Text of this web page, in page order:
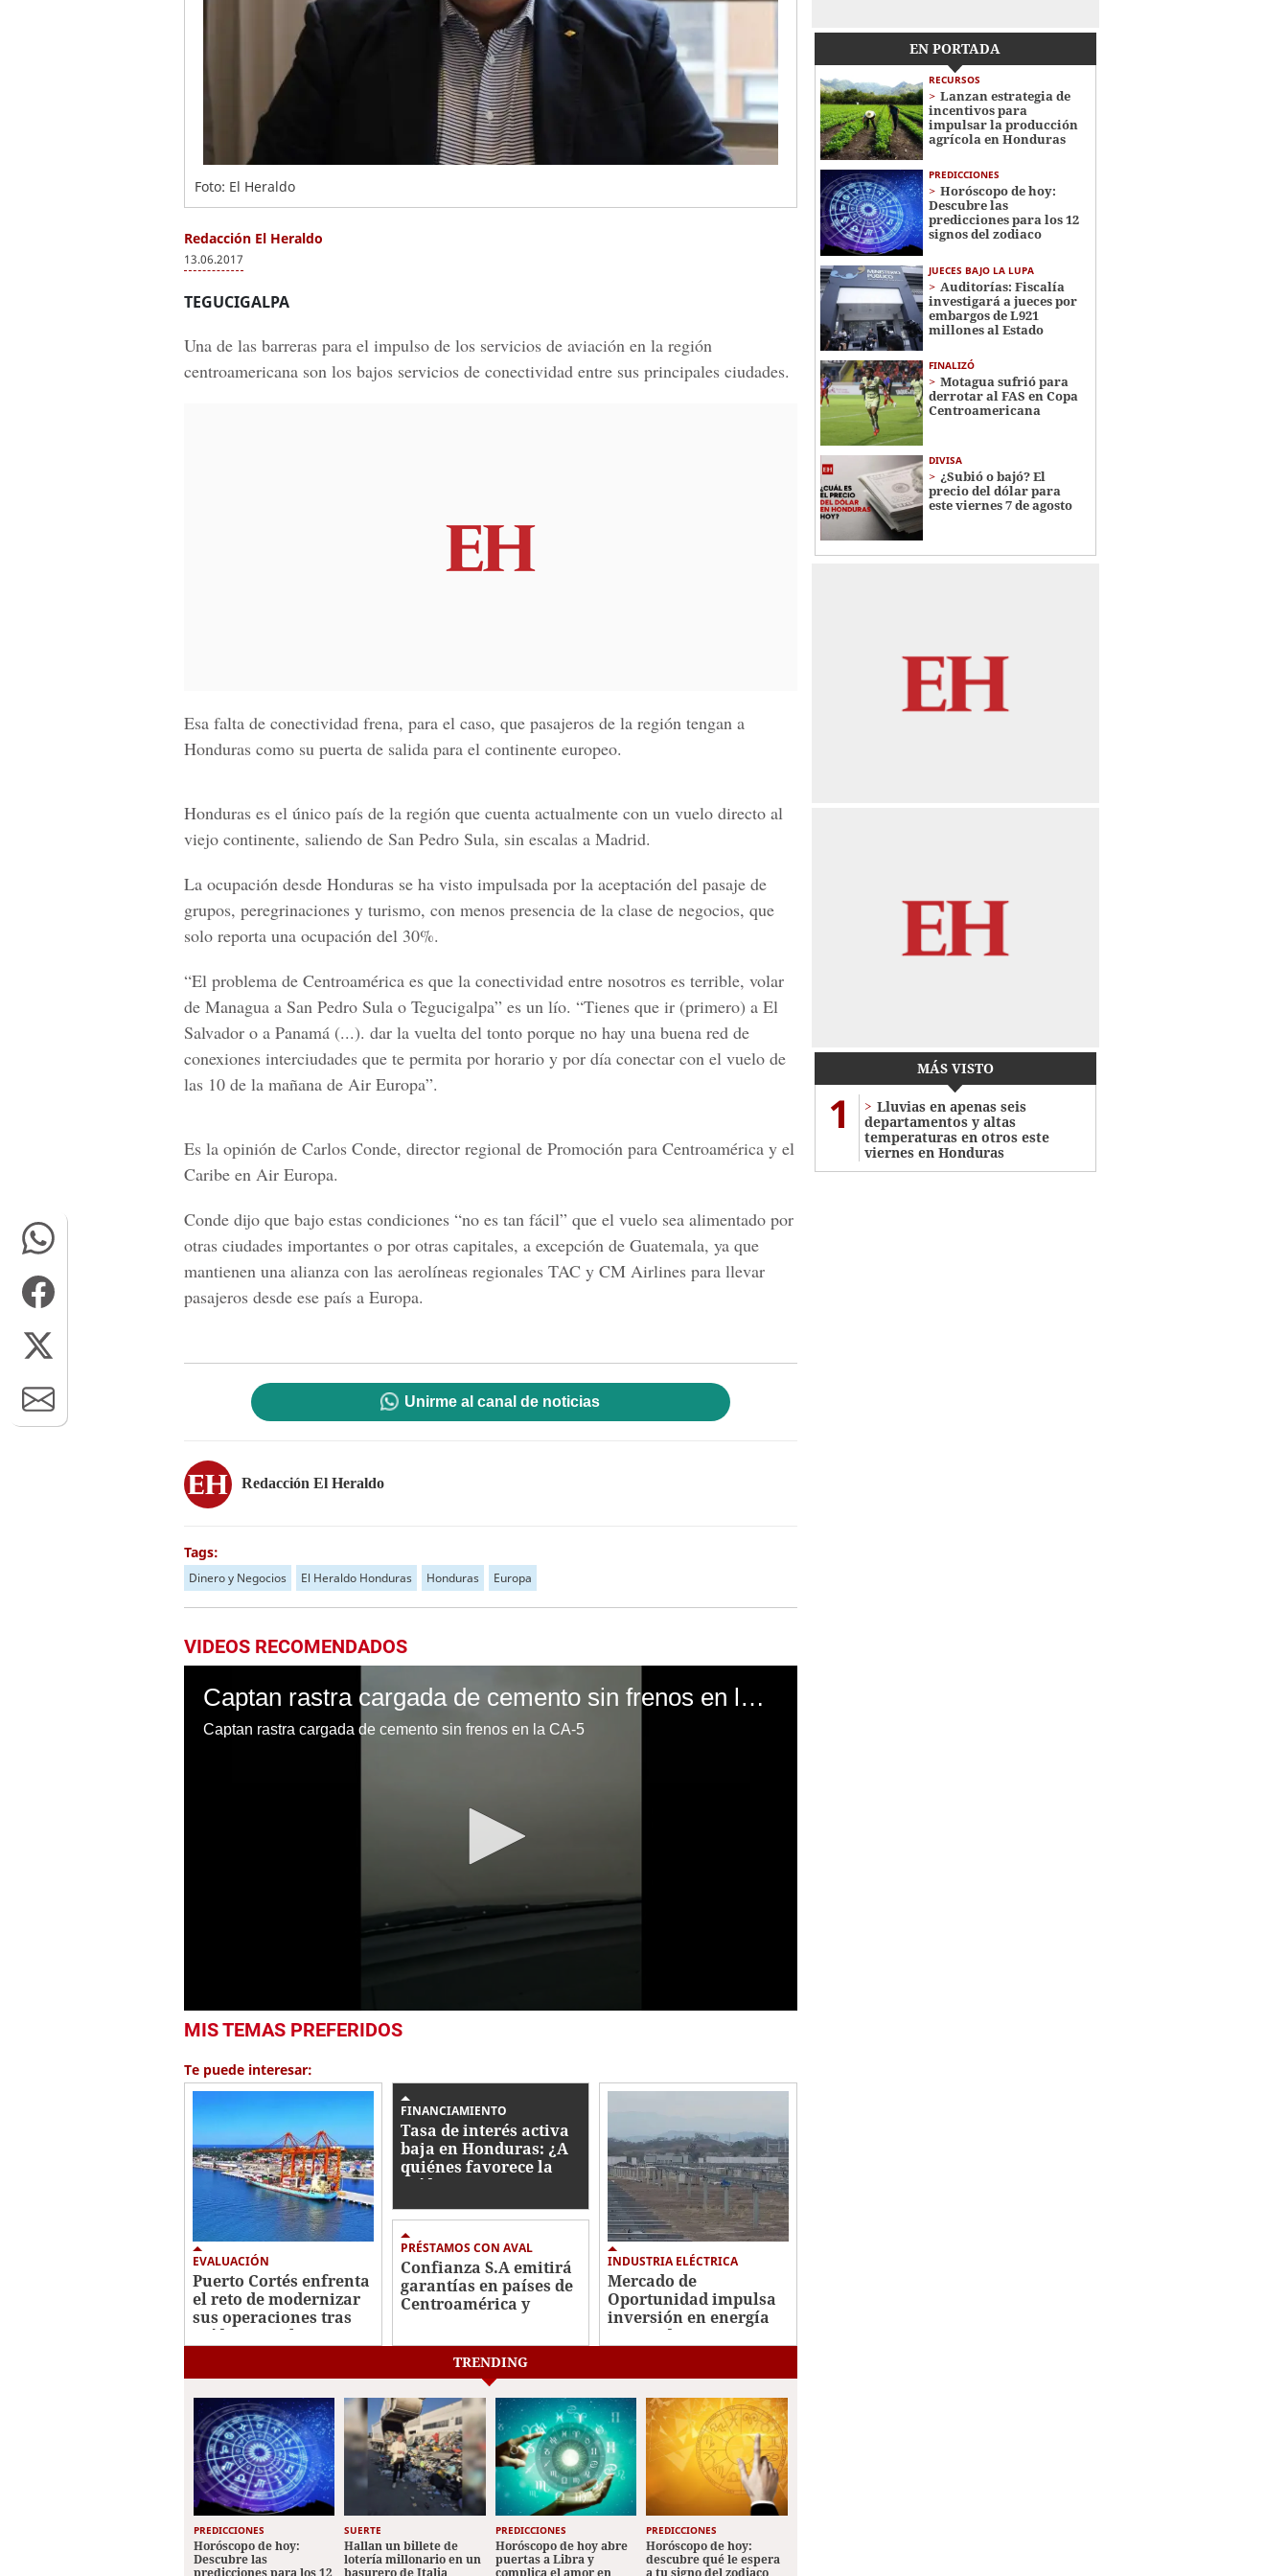
Foto: El Heraldo
Redacción El Heraldo
13.06.2017
TEGUCIGALPA
Una de las barreras para el impulso de los servicios de aviación en la región
centroamericana son los bajos servicios de conectividad entre sus principales ciudades.
Esa falta de conectividad frena, para el caso, que pasajeros de la región tengan a
Honduras como su puerta de salida para el continente europeo.
Honduras es el único país de la región que cuenta actualmente con un vuelo directo al
viejo continente, saliendo de San Pedro Sula, sin escalas a Madrid.
La ocupación desde Honduras se ha visto impulsada por la aceptación del pasaje de
grupos, peregrinaciones y turismo, con menos presencia de la clase de negocios, que
solo reporta una ocupación del 30%.
“El problema de Centroamérica es que la conectividad entre nosotros es terrible, volar
de Managua a San Pedro Sula o Tegucigalpa” es un lío. “Tienes que ir (primero) a El
Salvador o a Panamá (...). dar la vuelta del tonto porque no hay una buena red de
conexiones interciudades que te permita por horario y por día conectar con el vuelo de
las 10 de la mañana de Air Europa”.
Es la opinión de Carlos Conde, director regional de Promoción para Centroamérica y el
Caribe en Air Europa.
Conde dijo que bajo estas condiciones “no es tan fácil” que el vuelo sea alimentado por
otras ciudades importantes o por otras capitales, a excepción de Guatemala, ya que
mantienen una alianza con las aerolíneas regionales TAC y CM Airlines para llevar
pasajeros desde ese país a Europa.
Unirme al canal de noticias
Redacción El Heraldo
Tags:
Dinero y Negocios El Heraldo Honduras Honduras Europa
VIDEOS RECOMENDADOS
Captan rastra cargada de cemento sin frenos en la CA-5 en Taulabé
Captan rastra cargada de cemento sin frenos en la CA-5
seconds
1
minute,
MIS TEMAS PREFERIDOS
Te puede interesar:
EVALUACIÓN
Puerto Cortés enfrenta
el reto de modernizar
sus operaciones tras
caída en ranking
FINANCIAMIENTO
Tasa de interés activa
baja en Honduras: ¿A
quiénes favorece la
caída?
PRÉSTAMOS CON AVAL
Confianza S.A emitirá
garantías en países de
Centroamérica y
INDUSTRIA ELÉCTRICA
Mercado de
Oportunidad impulsa
inversión en energía
en Honduras
EN PORTADA
RECURSOS
Lanzan estrategia de
incentivos para
impulsar la producción
agrícola en Honduras
PREDICCIONES
Horóscopo de hoy:
Descubre las
predicciones para los 12
signos del zodiaco
JUECES BAJO LA LUPA
Auditorías: Fiscalía
investigará a jueces por
embargos de L921
millones al Estado
FINALIZÓ
Motagua sufrió para
derrotar al FAS en Copa
Centroamericana
DIVISA
¿Subió o bajó? El
precio del dólar para
este viernes 7 de agosto
MÁS VISTO
1
Lluvias en apenas seis
departamentos y altas
temperaturas en otros este
viernes en Honduras
TRENDING
PREDICCIONES
Horóscopo de hoy:
Descubre las
predicciones para los 12
SUERTE
Hallan un billete de
lotería millonario en un
basurero de Italia
PREDICCIONES
Horóscopo de hoy abre
puertas a Libra y
complica el amor en
PREDICCIONES
Horóscopo de hoy:
descubre qué le espera
a tu signo del zodiaco